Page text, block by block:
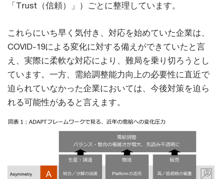
「Trust（信頼）」）ごとに整理しています。
これらにいち早く気付き、対応を始めていた企業は、
COVID-19による変化に対する備えができていたと言
え、実際に柔軟な対応により、難局を乗り切ろうとし
ています。一方、需給調整能力向上の必要性に直近で
迫られていなかった企業においては、今後対策を迫ら
れる可能性があると言えます。